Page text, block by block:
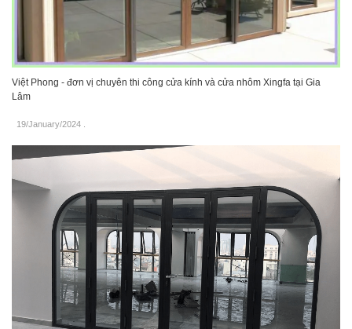
Việt Phong - đơn vị chuyên thi công cửa kính và cửa nhôm Xingfa tại Gia
Lâm
19/January/2024